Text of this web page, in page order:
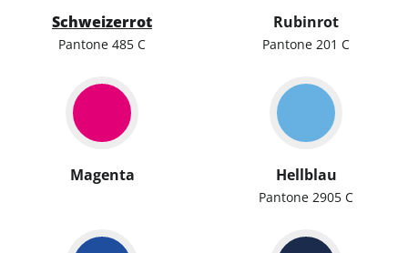
Schweizerrot
Pantone 485 C
Rubinrot
Pantone 201 C
Magenta Hellblau
Pantone 2905 C